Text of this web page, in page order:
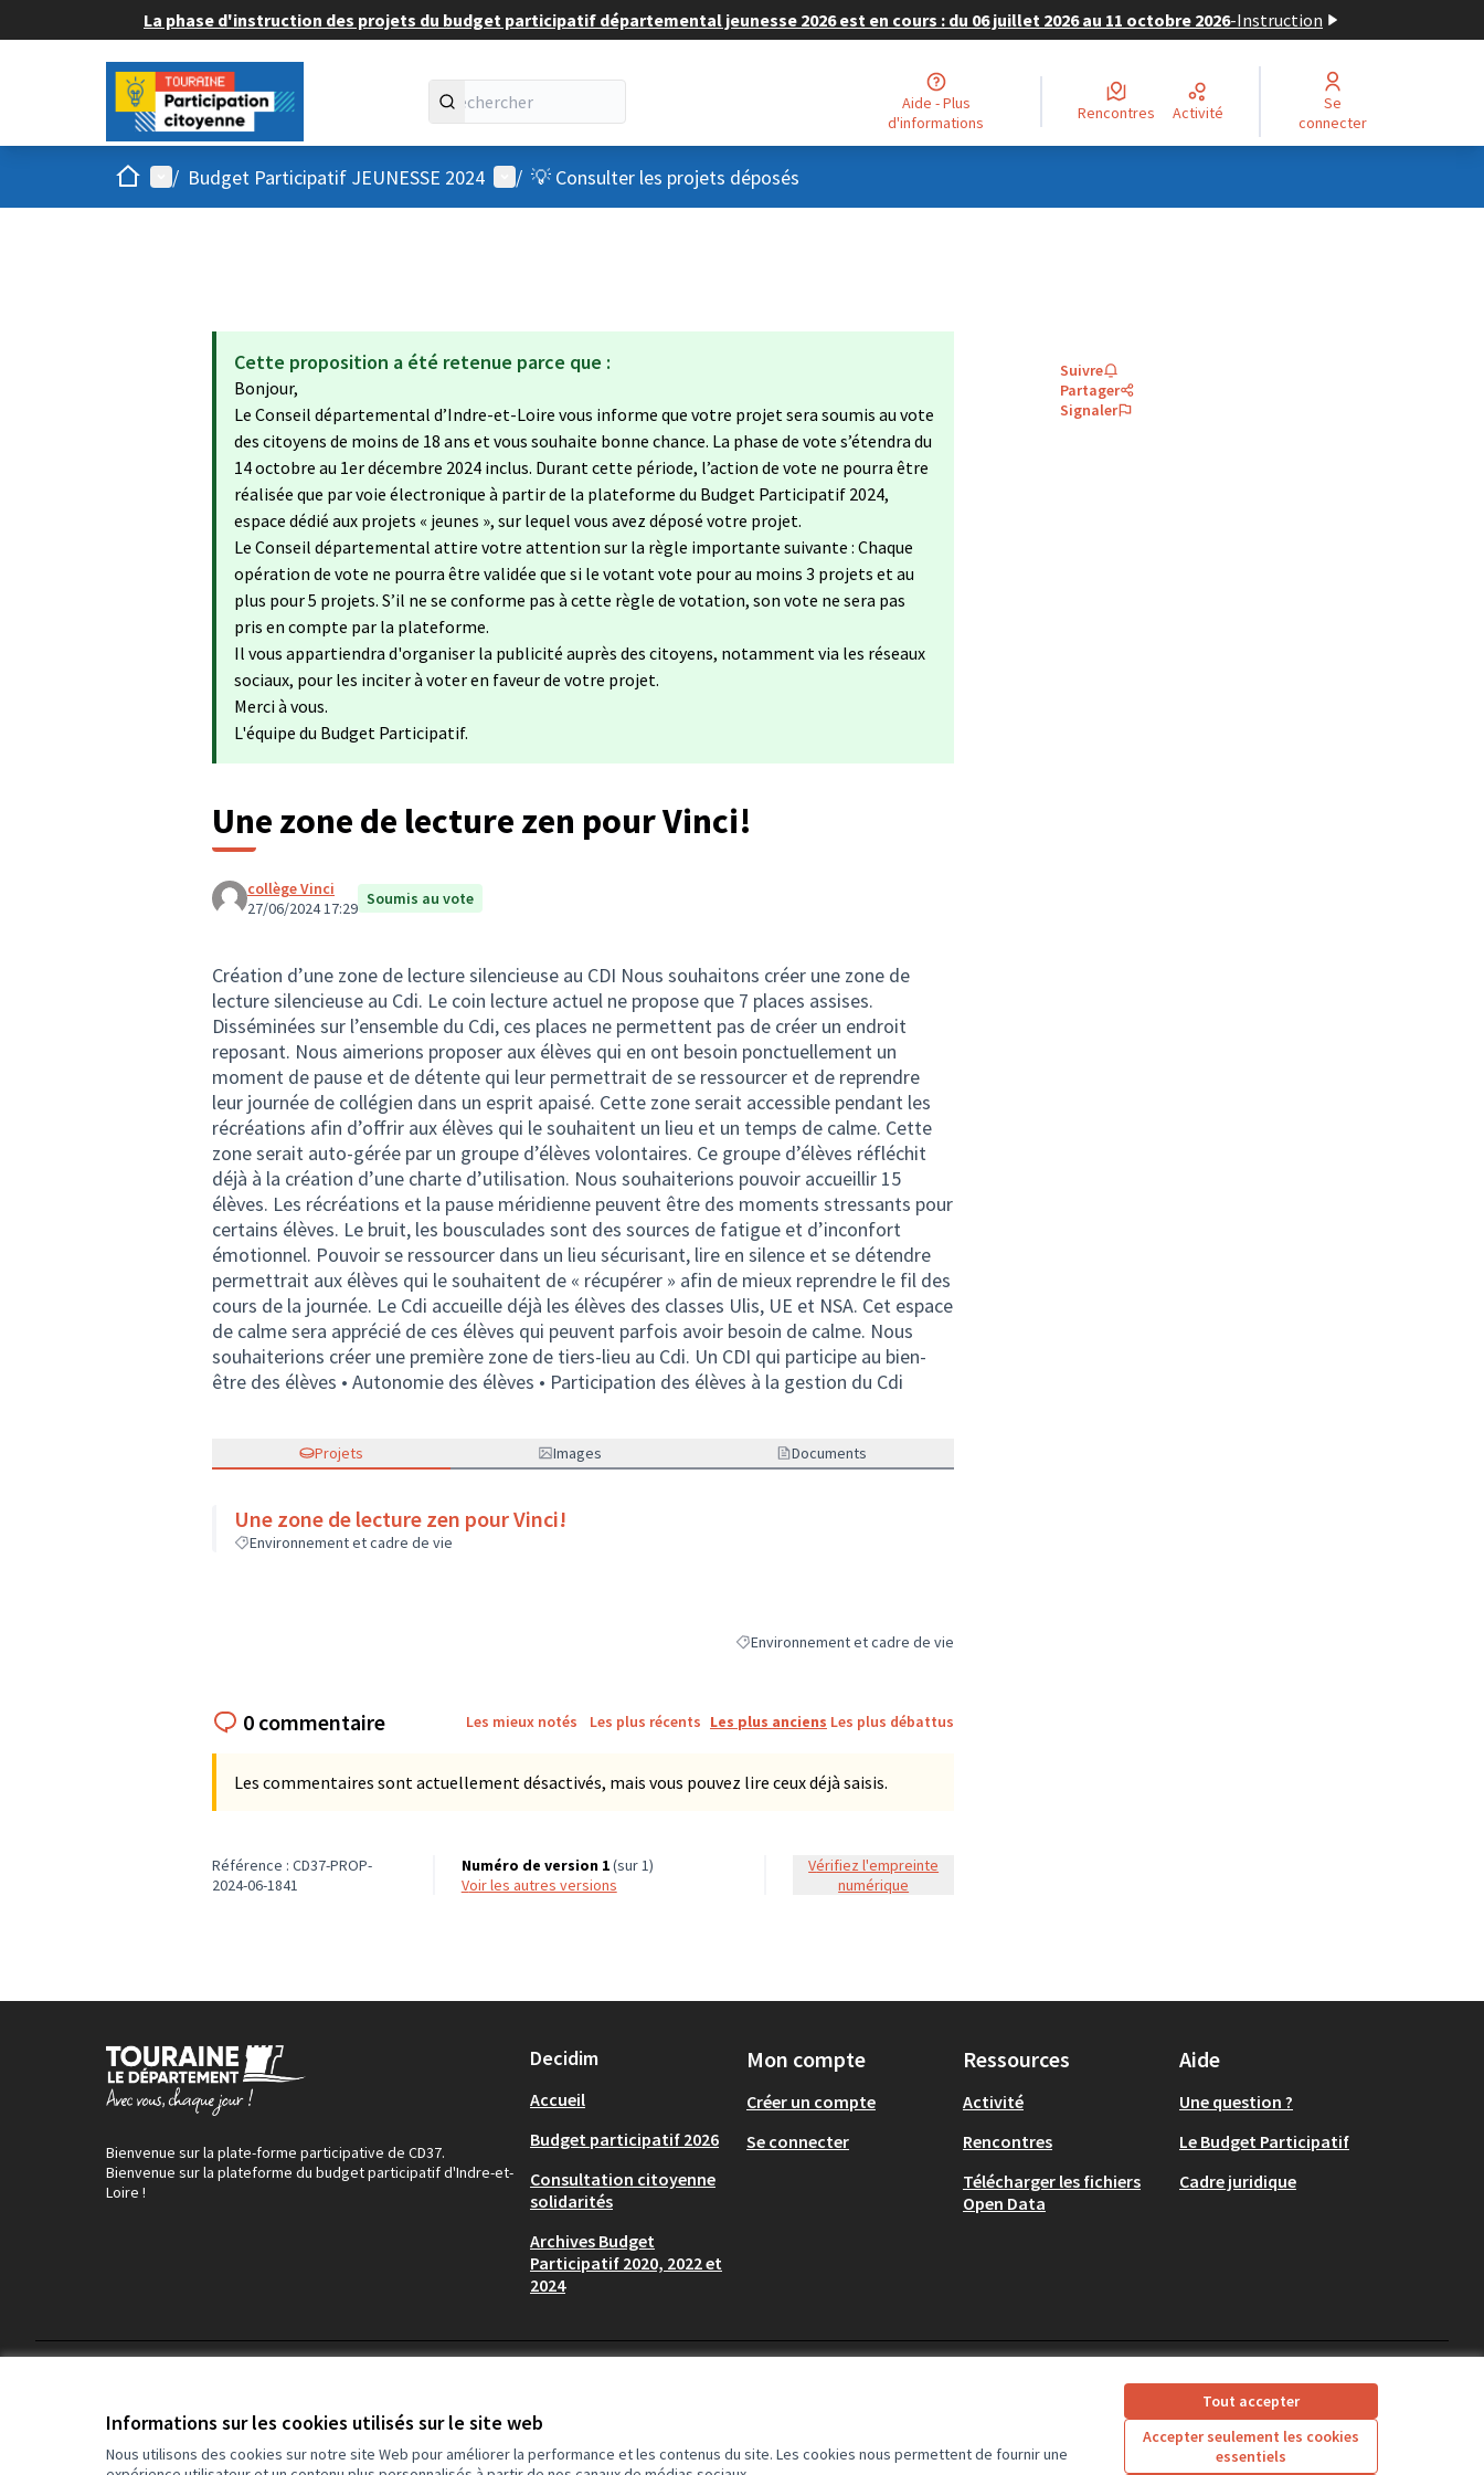
Informations sur les cookies utilisés sur le site web
Nous utilisons des cookies sur notre site Web pour améliorer la performance et les contenus du site. Les cookies nous permettent de fournir une
Tout accepter
Accepter seulement les cookies
essentiels
La phase d'instruction des projets du budget participatif départemental jeunesse 2026 est en cours : du 06 juillet 2026 au 11 octobre 2026-Instruction
Aide - Plus
d'informations
Rencontres Activité
Se
connecter
AccueilMenu principal
/ Budget Participatif JEUNESSE 2024 Menu utilisateur
/ 💡 Consulter les projets déposés
Cette proposition a été retenue parce que :
Bonjour,
Le Conseil départemental d’Indre-et-Loire vous informe que votre projet sera soumis au vote
des citoyens de moins de 18 ans et vous souhaite bonne chance. La phase de vote s’étendra du
14 octobre au 1er décembre 2024 inclus. Durant cette période, l’action de vote ne pourra être
réalisée que par voie électronique à partir de la plateforme du Budget Participatif 2024,
espace dédié aux projets « jeunes », sur lequel vous avez déposé votre projet.
Le Conseil départemental attire votre attention sur la règle importante suivante : Chaque
opération de vote ne pourra être validée que si le votant vote pour au moins 3 projets et au
plus pour 5 projets. S’il ne se conforme pas à cette règle de votation, son vote ne sera pas
pris en compte par la plateforme.
Il vous appartiendra d'organiser la publicité auprès des citoyens, notamment via les réseaux
sociaux, pour les inciter à voter en faveur de votre projet.
Merci à vous.
L'équipe du Budget Participatif.
Une zone de lecture zen pour Vinci!
collège Vinci
27/06/2024 17:29 Soumis au vote
Création d’une zone de lecture silencieuse au CDI Nous souhaitons créer une zone de
lecture silencieuse au Cdi. Le coin lecture actuel ne propose que 7 places assises.
Disséminées sur l’ensemble du Cdi, ces places ne permettent pas de créer un endroit
reposant. Nous aimerions proposer aux élèves qui en ont besoin ponctuellement un
moment de pause et de détente qui leur permettrait de se ressourcer et de reprendre
leur journée de collégien dans un esprit apaisé. Cette zone serait accessible pendant les
récréations afin d’offrir aux élèves qui le souhaitent un lieu et un temps de calme. Cette
zone serait auto-gérée par un groupe d’élèves volontaires. Ce groupe d’élèves réfléchit
déjà à la création d’une charte d’utilisation. Nous souhaiterions pouvoir accueillir 15
élèves. Les récréations et la pause méridienne peuvent être des moments stressants pour
certains élèves. Le bruit, les bousculades sont des sources de fatigue et d’inconfort
émotionnel. Pouvoir se ressourcer dans un lieu sécurisant, lire en silence et se détendre
permettrait aux élèves qui le souhaitent de « récupérer » afin de mieux reprendre le fil des
cours de la journée. Le Cdi accueille déjà les élèves des classes Ulis, UE et NSA. Cet espace
de calme sera apprécié de ces élèves qui peuvent parfois avoir besoin de calme. Nous
souhaiterions créer une première zone de tiers-lieu au Cdi. Un CDI qui participe au bien-
être des élèves • Autonomie des élèves • Participation des élèves à la gestion du Cdi
Projets Images Documents
Une zone de lecture zen pour Vinci!
Environnement et cadre de vie
Filtrer les résultats de la catégorie : Environnement et cadre de vie
Environnement et cadre de vie
Suivre
Partager
Signaler
0 commentaire Les mieux notés Les plus récents Les plus anciens Les plus débattus
Les commentaires sont actuellement désactivés, mais vous pouvez lire ceux déjà saisis.
Référence : CD37-PROP-
2024-06-1841
Numéro de version 1(sur 1)
voir les autres versions
Vérifiez l'empreinte
numérique
Bienvenue sur la plate-forme participative de CD37.
Bienvenue sur la plateforme du budget participatif d'Indre-et-
Loire !
Decidim
Accueil
Budget participatif 2026
Consultation citoyenne
solidarités
Archives Budget
Participatif 2020, 2022 et
2024
Mon compte
Créer un compte
Se connecter
Ressources
Activité
Rencontres
Télécharger les fichiers
Open Data
Aide
Une question ?
Le Budget Participatif
Cadre juridique
(Lien externe)
(Lien externe)(Lien externe)(Lien externe)